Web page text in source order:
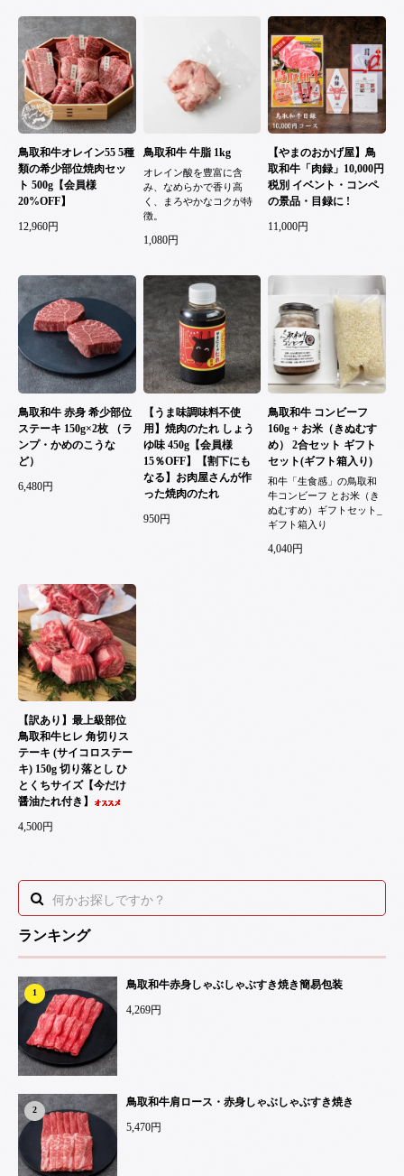
ランキング
1
鳥取和牛赤身しゃぶしゃぶすき焼き簡易包装
4,269円
2
鳥取和牛肩ロース・赤身しゃぶしゃぶすき焼き
5,470円
鳥取和牛オレイン55 5種
類の希少部位焼肉セッ
ト 500g【会員様
20%OFF】
12,960円
鳥取和牛 牛脂 1kg
オレイン酸を豊富に含
み、なめらかで香り高
く、まろやかなコクが特
徴。
1,080円
【やまのおかげ屋】鳥
取和牛「肉録」10,000円
税別 イベント・コンペ
の景品・目録に !
11,000円
鳥取和牛 赤身 希少部位
ステーキ 150g×2枚 （ラ
ンプ・かめのこうな
ど）
6,480円
【うま味調味料不使
用】焼肉のたれ しょう
ゆ味 450g【会員様
15％OFF】【割下にも
なる】お肉屋さんが作
った焼肉のたれ
950円
鳥取和牛 コンビーフ
160g + お米（きぬむす
め） 2合セット ギフト
セット(ギフト箱入り)
和牛「生食感」の鳥取和
牛コンビーフ とお米（き
ぬむすめ）ギフトセット_
ギフト箱入り
4,040円
【訳あり】最上級部位
鳥取和牛ヒレ 角切りス
テーキ (サイコロステー
キ) 150g 切り落とし ひ
とくちサイズ【今だけ
醤油たれ付き】
4,500円